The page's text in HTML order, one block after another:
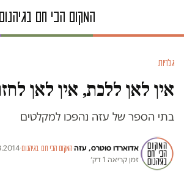
גלריות
אין לאן ללכת, אין לאן
בתי הספר של עזה נהפכו למקלטים
אדוארדו סוטרס, עזה·המקום הכי חם בגיהנום·
זמן קריאה 1 דק׳